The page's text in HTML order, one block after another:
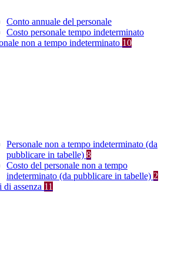
Conto annuale del personale
Costo personale tempo indeterminato
non a tempo indeterminato 10
Personale non a tempo indeterminato (da
pubblicare in tabelle) 8
Costo del personale non a tempo
indeterminato (da pubblicare in tabelle) 2
di assenza 11